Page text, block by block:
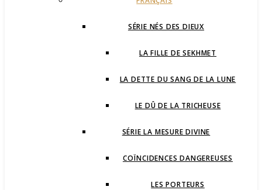
SÉRIE NÉS DES DIEUX
LA FILLE DE SEKHMET
LA DETTE DU SANG DE LA LUNE
LE DÛ DE LA TRICHEUSE
SÉRIE LA MESURE DIVINE
COÏNCIDENCES DANGEREUSES
LES PORTEURS